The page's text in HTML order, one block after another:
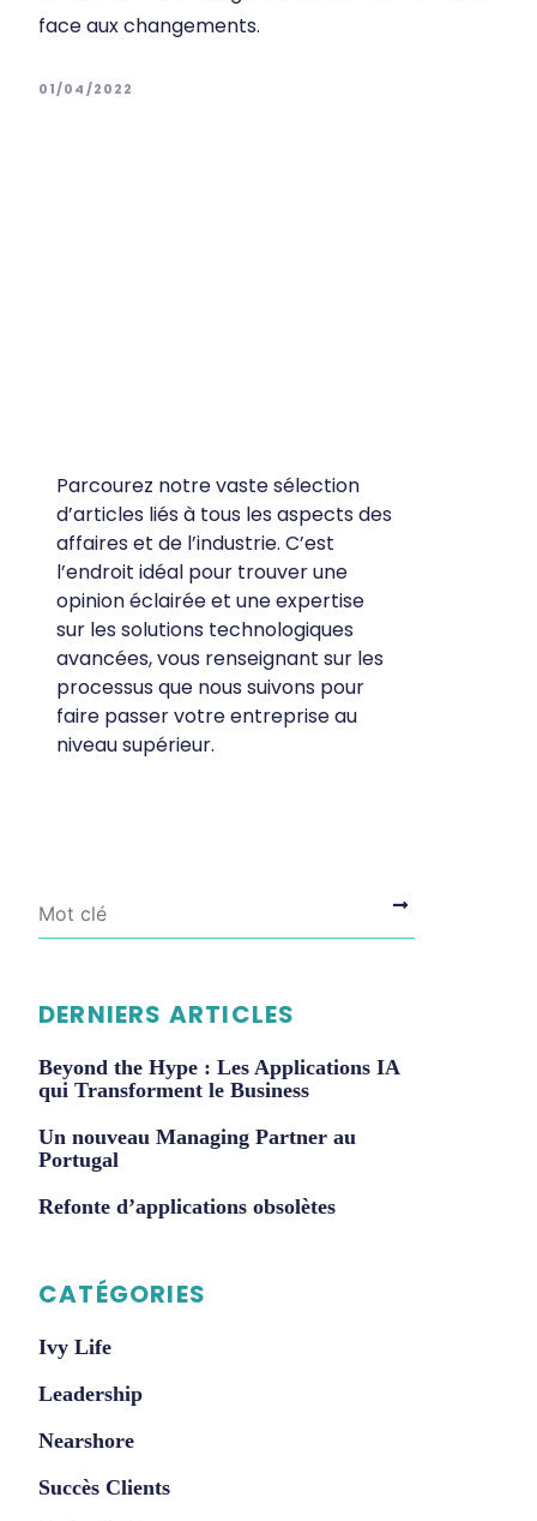
face aux changements.
01/04/2022
Parcourez notre vaste sélection
d’articles liés à tous les aspects des
affaires et de l’industrie. C’est
l’endroit idéal pour trouver une
opinion éclairée et une expertise
sur les solutions technologiques
avancées, vous renseignant sur les
processus que nous suivons pour
faire passer votre entreprise au
niveau supérieur.
DERNIERS ARTICLES
Beyond the Hype : Les Applications IA
qui Transforment le Business
Un nouveau Managing Partner au
Portugal
Refonte d’applications obsolètes
CATÉGORIES
Ivy Life
Leadership
Nearshore
Succès Clients